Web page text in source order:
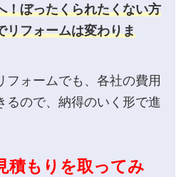
！ぼったくられたくない方
リフォームは変わりま
フォームでも、各社の費用
るので、納得のいく形で進
積もりを取ってみ